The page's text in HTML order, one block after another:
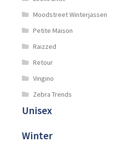
Moodstreet Winterjassen
Petite Maison
Raizzed
Retour
Vingino
Zebra Trends
Unisex
Winter